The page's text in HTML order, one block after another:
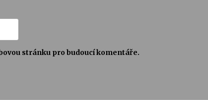
stránku pro budoucí komentáře.